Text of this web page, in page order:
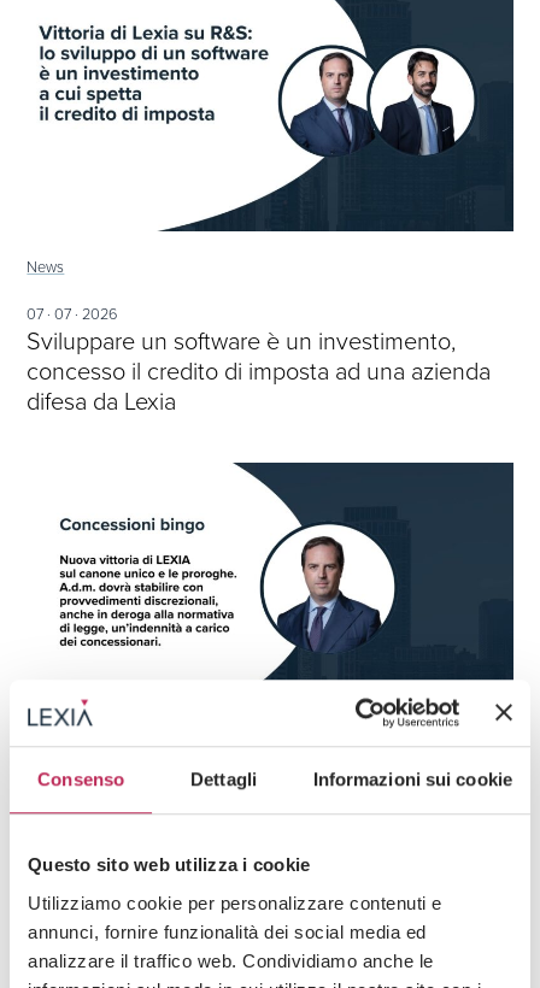
Consenso Dettagli Informazioni sui cookie
Questo sito web utilizza i cookie
Utilizziamo cookie per personalizzare contenuti e
annunci, fornire funzionalità dei social media ed
analizzare il traffico web. Condividiamo anche le
News
07 · 07 · 2026
Sviluppare un software è un investimento,
concesso il credito di imposta ad una azienda
difesa da Lexia
News
15 · 05 · 2026
Verso una redistribuzione del “costo” delle
proroghe illegittime all’interno del mercato